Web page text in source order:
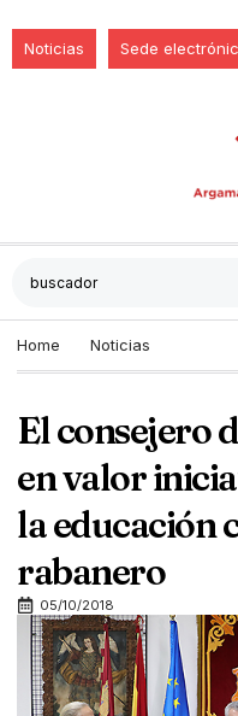
Noticias Sede
Home Noticias
El consejero
en valor
la educación
rabanero
05/10/2018